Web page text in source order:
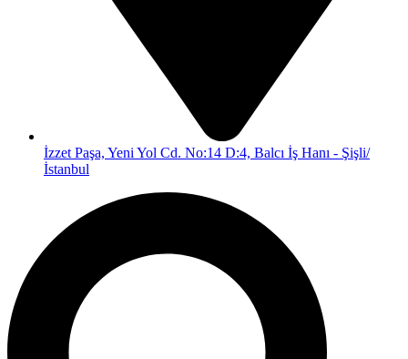
İzzet Paşa, Yeni Yol Cd. No:14 D:4, Balcı İş Hanı - Şişli/
İstanbul